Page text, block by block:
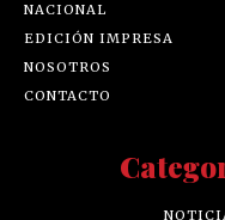
NACIONAL
EDICIÓN IMPRESA
NOSOTROS
CONTACTO